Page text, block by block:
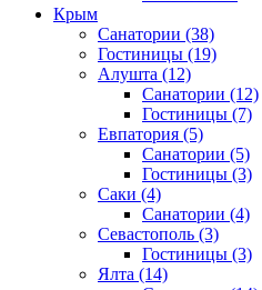
Крым
Санатории (38)
Гостиницы (19)
Алушта (12)
Санатории (12)
Гостиницы (7)
Евпатория (5)
Санатории (5)
Гостиницы (3)
Саки (4)
Санатории (4)
Севастополь (3)
Гостиницы (3)
Ялта (14)